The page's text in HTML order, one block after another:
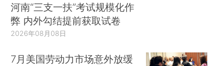
河南“三支一扶”考试规模化作
弊 内外勾结提前获取试卷
2026年08月08日
7月美国劳动力市场意外放缓